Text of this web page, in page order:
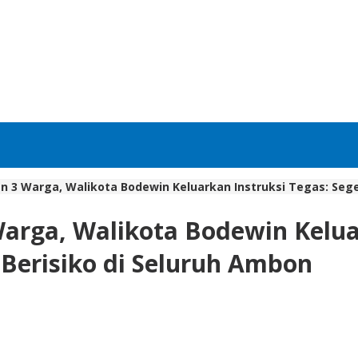
3 Warga, Walikota Bodewin Keluarkan Instruksi Tegas:
Walikota Bodewin
di Seluruh Ambon